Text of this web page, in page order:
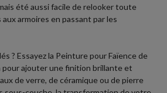
été aussi facile de relooker toute
armoires en passant par les
? Essayez la Peinture pour Faïence de
pour ajouter une finition brillante et
de verre, de céramique ou de pierre